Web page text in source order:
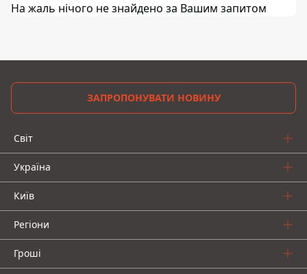
На жаль нічого не знайдено за Вашим запитом
ЗАПРОПОНУВАТИ НОВИНУ
Світ
Україна
Київ
Регіони
Гроші